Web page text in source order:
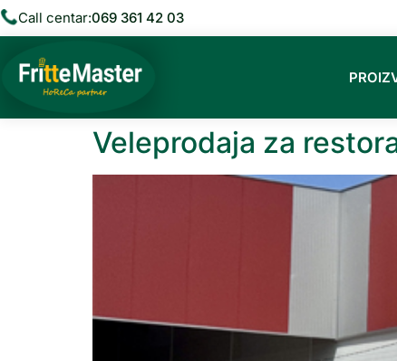
Call centar:069 361 42 03
Veleprodaja za